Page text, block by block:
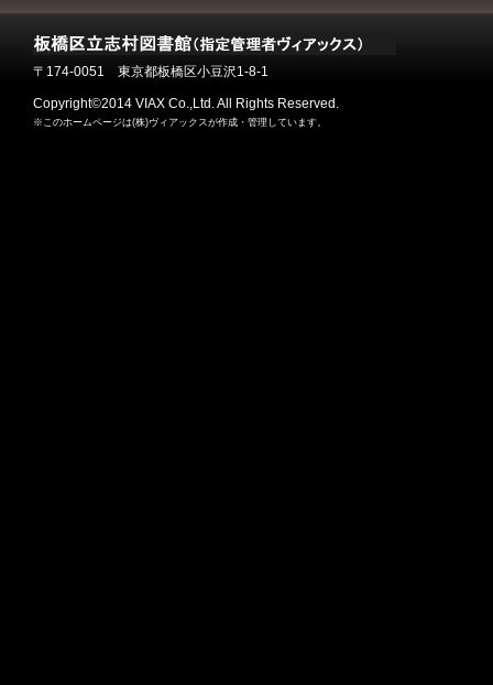
〒174-0051 東京都板橋区小豆沢1-8-1
Copyright©2014 VIAX Co.,Ltd. All Rights Reserved.
※このホームページは(株)ヴィアックスが作成・管理しています。